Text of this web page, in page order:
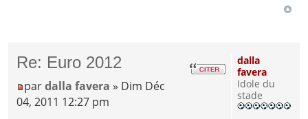
Re: Euro 2012
pardalla favera » Dim Déc
04, 2011 12:27 pm
dalla
favera
Idole du
stade